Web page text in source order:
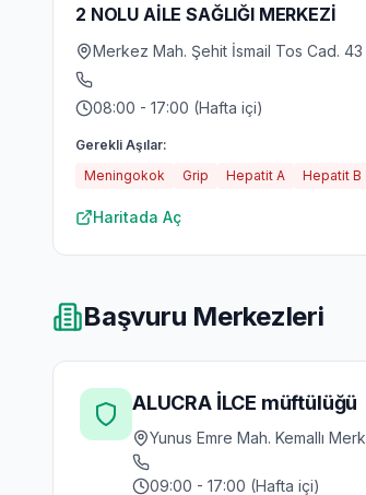
2 NOLU AİLE SAĞLIĞI MERKEZİ
Merkez Mah. Şehit İsmail Tos Cad.
08:00 - 17:00 (Hafta içi)
Gerekli Aşılar:
Meningokok
Grip Hepatit A Hepatit B
Haritada Aç
Başvuru Merkezleri
ALUCRA İLCE müftülüğü
Yunus Emre Mah. Kemallı
09:00 - 17:00 (Hafta içi)